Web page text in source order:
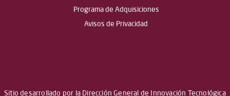
Programa de Adquisiciones
Avisos de Privacidad
Sitio desarrollado por la Dirección General de Innovación Tecnológica